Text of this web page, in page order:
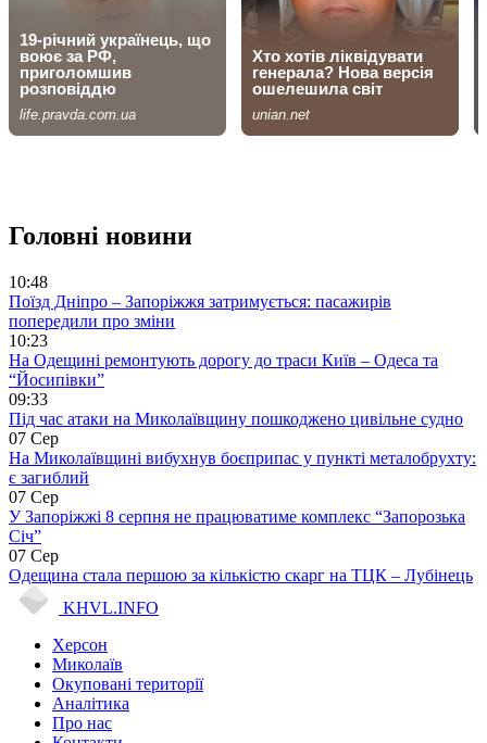
Головні новини
10:48
Поїзд Дніпро – Запоріжжя затримується: пасажирів
попередили про зміни
10:23
На Одещині ремонтують дорогу до траси Київ – Одеса та
“Йосипівки”
09:33
Під час атаки на Миколаївщину пошкоджено цивільне судно
07 Сер
На Миколаївщині вибухнув боєприпас у пункті металобрухту:
є загиблий
07 Сер
У Запоріжжі 8 серпня не працюватиме комплекс “Запорозька
Січ”
07 Сер
Одещина стала першою за кількістю скарг на ТЦК – Лубінець
KHVL.INFO
Херсон
Миколаїв
Окуповані території
Аналітика
Про нас